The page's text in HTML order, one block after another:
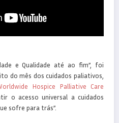
e Qualidade até ao fim”, foi
do mês dos cuidados paliativos,
Hospice Palliative Care
o acesso universal a cuidados
sofre para trás”.